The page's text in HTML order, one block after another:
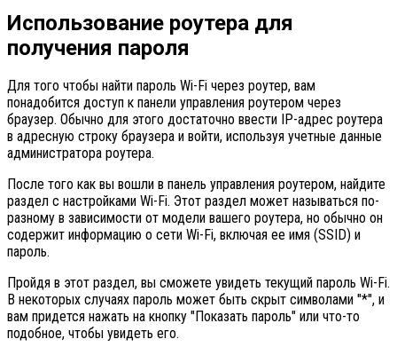
Использование роутера для
получения пароля
Для того чтобы найти пароль Wi-Fi через роутер, вам
понадобится доступ к панели управления роутером через
браузер. Обычно для этого достаточно ввести IP-адрес роутера
в адресную строку браузера и войти, используя учетные данные
администратора роутера.
После того как вы вошли в панель управления роутером, найдите
раздел с настройками Wi-Fi. Этот раздел может называться по-
разному в зависимости от модели вашего роутера, но обычно он
содержит информацию о сети Wi-Fi, включая ее имя (SSID) и
пароль.
Пройдя в этот раздел, вы сможете увидеть текущий пароль Wi-Fi.
В некоторых случаях пароль может быть скрыт символами "*", и
вам придется нажать на кнопку "Показать пароль" или что-то
подобное, чтобы увидеть его.